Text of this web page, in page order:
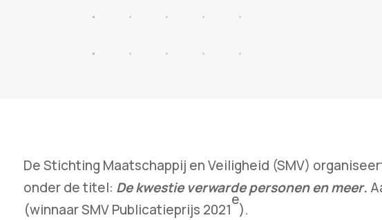
De Stichting Maatschappij en Veiligheid (SMV)
onder de titel: De kwestie verwarde personen en meer.
(winnaar SMV Publicatieprijs 2021
e
).